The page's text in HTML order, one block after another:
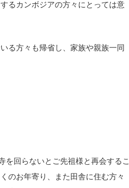
るカンボジアの方々にとっては意
る方々も帰省し、家族や親族一同
を回らないとご先祖様と再会するこ
のお年寄り、また田舎に住む方々